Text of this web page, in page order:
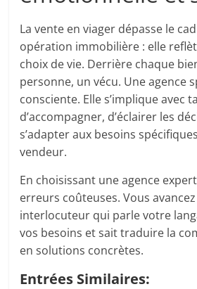
La vente en viager dépasse le
opération immobilière : elle
choix de vie. Derrière chaque
personne, un vécu. Une agence
consciente. Elle s’implique avec
d’accompagner, d’éclairer les
s’adapter aux besoins
vendeur.
En choisissant une agence
erreurs coûteuses. Vous
interlocuteur qui parle votre
vos besoins et sait traduire la
en solutions concrètes.
Entrées Similaires: